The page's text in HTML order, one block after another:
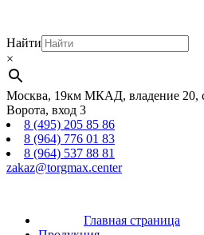
Найти
×
Москва, 19км МКАД, владение 20,
Ворота, вход 3
8 (495) 205 85 86
8 (964) 776 01 83
8 (964) 537 88 81
zakaz@torgmax.center
Главная страница